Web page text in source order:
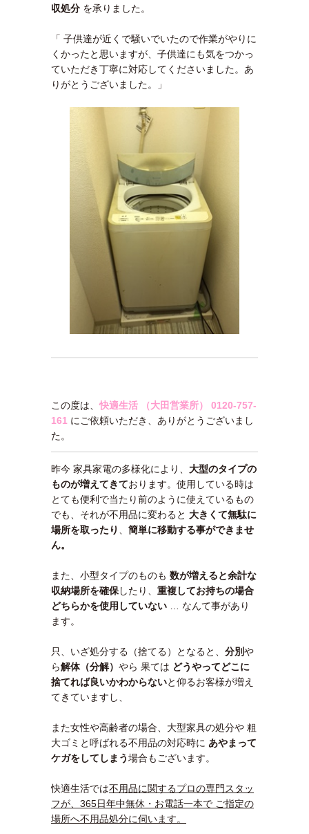
収処分 を承りました。
「 子供達が近くで騒いでいたので作業がやりに
くかったと思いますが、子供達にも気をつかっ
ていただき丁寧に対応してくださいました。あ
りがとうございました。」
この度は、快適生活 （大田営業所）
0120-757-
161 にご依頼いただき、ありがとうございまし
た。
昨今 家具家電の多様化により、 大型のタイプの
ものが増えてきております。使用している時は
とても便利で当たり前のように使えているもの
でも、それが不用品に変わると 大きくて無駄に
場所を取ったり
簡単に移動する事ができませ
ん。
また、小型タイプのものも 数が増えると余計な
収納場所を確保したり、 重複してお持ちの場合
どちらかを使用していない … なんて事があり
ます。
只、いざ処分する（捨てる）となると、 分別や
ら解体（分解） やら 果ては どうやってどこに
捨てれば良いかわからないと仰るお客様が増え
てきていますし、
また女性や高齢者の場合、大型家具の処分や 粗
大ゴミと呼ばれる不用品の対応時に あやまって
ケガをしてしまう場合もございます。
快適生活では不用品に関するプロの専門スタッ
フが、365日年中無休・お電話一本で ご指定の
場所へ不用品処分に伺います。